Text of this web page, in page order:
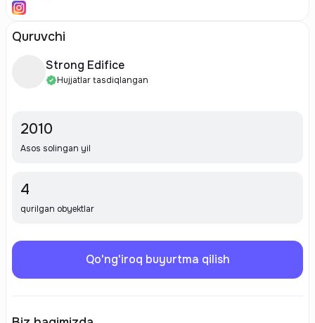
Quruvchi
Strong Edifice
Hujjatlar tasdiqlangan
2010
Asos solingan yil
4
qurilgan obyektlar
Qo'ng'iroq buyurtma qilish